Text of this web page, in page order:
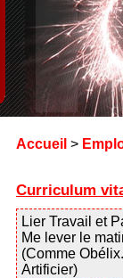
Accueil >
Curriculum
Lier Travail et
Me lever le
(Comme
Artificier)